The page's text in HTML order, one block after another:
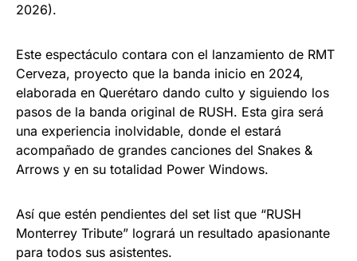
2026).
Este espectáculo contara con el lanzamiento de RMT
Cerveza, proyecto que la banda inicio en 2024,
elaborada en Querétaro dando culto y siguiendo los
pasos de la banda original de RUSH. Esta gira será
una experiencia inolvidable, donde el estará
acompañado de grandes canciones del Snakes &
Arrows y en su totalidad Power Windows.
Así que estén pendientes del set list que “RUSH
Monterrey Tribute” logrará un resultado apasionante
para todos sus asistentes.